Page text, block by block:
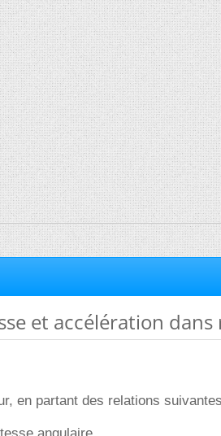
et accélération
en partant des relations